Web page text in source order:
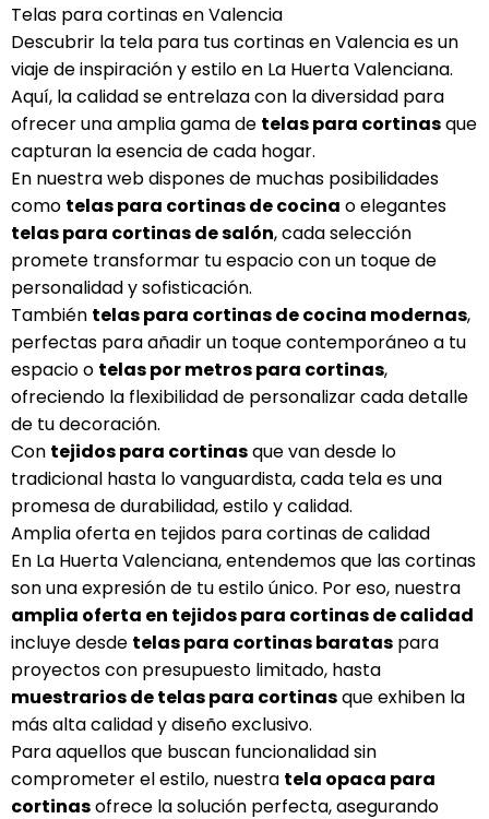
Telas para cortinas en Valencia
Descubrir la tela para tus cortinas en Valencia es un
viaje de inspiración y estilo en La Huerta Valenciana.
Aquí, la calidad se entrelaza con la diversidad para
ofrecer una amplia gama de telas para cortinasque
capturan la esencia de cada hogar.
En nuestra web dispones de muchas posibilidades
como telas para cortinas de cocina o elegantes
telas para cortinas de salón, cada selección
promete transformar tu espacio con un toque de
personalidad y sofisticación.
También telas para cortinas de cocina modernas,
perfectas para añadir un toque contemporáneo a tu
espacio o telas por metros para cortinas,
ofreciendo la flexibilidad de personalizar cada detalle
de tu decoración.
Con tejidos para cortinasque van desde lo
tradicional hasta lo vanguardista, cada tela es una
promesa de durabilidad, estilo y calidad.
Amplia oferta en tejidos para cortinas de calidad
En La Huerta Valenciana, entendemos que las cortinas
son una expresión de tu estilo único. Por eso, nuestra
amplia oferta en tejidos para cortinas de calidad
incluye desde telas para cortinas baratas para
proyectos con presupuesto limitado, hasta
muestrarios de telas para cortinasque exhiben la
más alta calidad y diseño exclusivo.
Para aquellos que buscan funcionalidad sin
comprometer el estilo, nuestra tela opaca para
cortinasofrece la solución perfecta, asegurando